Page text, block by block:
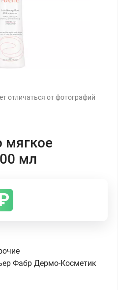
отличаться от фотографий
мягкое
мл
Фабр Дермо-Косметик